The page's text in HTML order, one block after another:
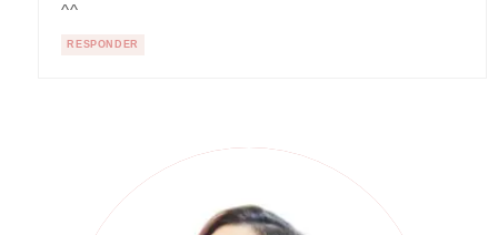
^^
RESPONDER